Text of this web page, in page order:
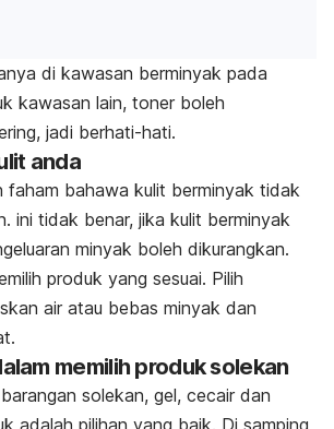
di kawasan berminyak pada
kawasan lain, toner boleh
jadi berhati-hati.
anda
faham bahawa kulit berminyak tidak
ini tidak benar, jika kulit berminyak
minyak boleh dikurangkan.
produk yang sesuai. Pilih
air atau bebas minyak dan
memilih produk solekan
solekan, gel, cecair dan
adalah pilihan yang baik. Di samping